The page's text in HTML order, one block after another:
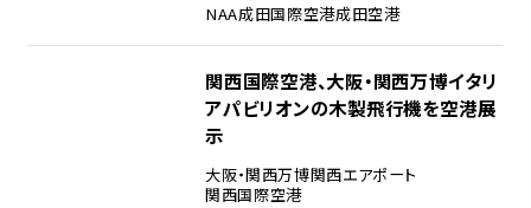
NAA成田国際空港成田空港
関西国際空港、大阪・関西万博イタリ
アパビリオンの木製飛行機を空港展
示
大阪・関西万博関西エアポート
関西国際空港